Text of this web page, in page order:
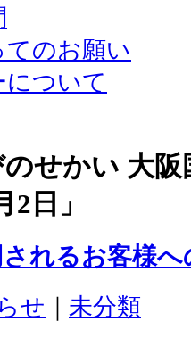
のお願い
ついて
のせかい 大
2日 」
れるお客様へ
せ
未分類